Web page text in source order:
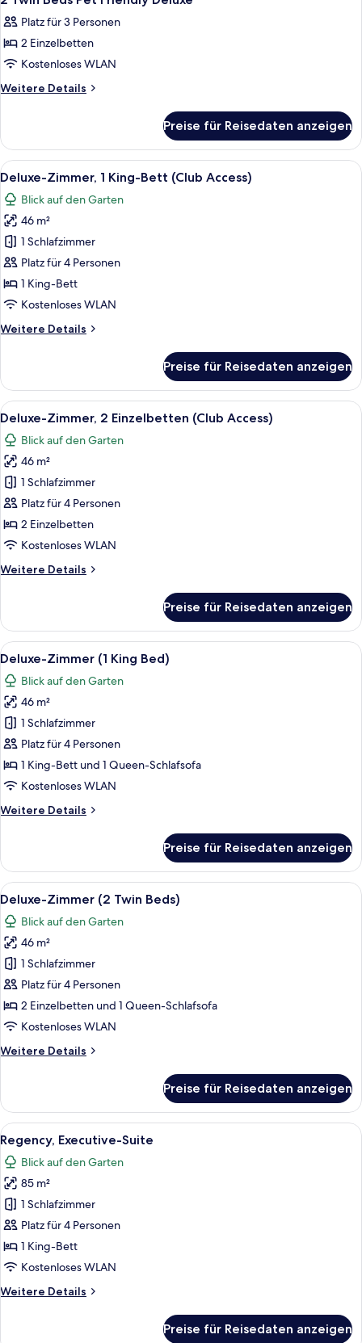
Fotos
für
2
Twin
Beds
Deluxe
anzeigen
Platz für 3 Personen
2 Einzelbetten
Kostenloses WLAN
Weitere Details
Weitere
Twin
Beds
Pet
Deluxe
Preise für Reisedaten anzeigen
Alle
Fotos
für
Deluxe-
Zimmer,
1 King-
Bett
(Club
anzeigen
Ein Hotelzimmer mit einem großen
6
Deluxe-Zimmer, 1 King-Bett (Club Access)
Blick auf den Garten
46 m²
1 Schlafzimmer
Platz für 4 Personen
1 King-Bett
Kostenloses WLAN
Weitere Details
Weitere
Zimmer,
1 King-
Bett
Access)
Preise für Reisedaten anzeigen
Alle
Fotos
für
Deluxe-
Zimmer,
2 Einzelbetten
(Club
Access)
Ein Hotelzimmer mit zwei Betten,
5
Deluxe-Zimmer, 2 Einzelbetten (Club Access)
Blick auf den Garten
46 m²
1 Schlafzimmer
Platz für 4 Personen
2 Einzelbetten
Kostenloses WLAN
Weitere Details
Weitere
Zimmer,
2 Einzelbetten
(Club
Preise für Reisedaten anzeigen
Alle
Fotos
für
Deluxe-
Zimmer
(1
King
Bed)
Ein Hotelzimmer mit einem großen
6
Deluxe-Zimmer (1 King Bed)
Blick auf den Garten
46 m²
1 Schlafzimmer
Platz für 4 Personen
1 King-Bett und 1 Queen-Schlafsofa
Kostenloses WLAN
Weitere Details
Weitere
Zimmer
(1
King
Preise für Reisedaten anzeigen
Alle
Fotos
für
Deluxe-
Zimmer
(2
Twin
Beds)
Ein Hotelzimmer mit einem großen
7
Deluxe-Zimmer (2 Twin Beds)
Blick auf den Garten
46 m²
1 Schlafzimmer
Platz für 4 Personen
2 Einzelbetten und 1 Queen-Schlafsofa
Kostenloses WLAN
Weitere Details
Weitere
Zimmer
(2
Twin
Beds)
Preise für Reisedaten anzeigen
Alle
Fotos
für
Regency,
Executive-
Suite
anzeigen
Ein modernes Wohnzimmer mit
6
Regency, Executive-Suite
Blick auf den Garten
85 m²
1 Schlafzimmer
Platz für 4 Personen
1 King-Bett
Kostenloses WLAN
Weitere Details
Weitere
Preise für Reisedaten anzeigen